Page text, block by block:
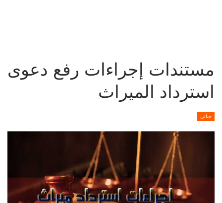
مستندات إجراءات رفع دعوى
استرداد الميراث
جنائى